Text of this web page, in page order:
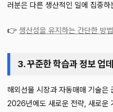
러분은 다른 생산적인 일에 집중
👉 생산성을 유지하는 간단한 방
3. 꾸준한 학습과 정보 업
해외선물 시장과 자동매매 기술은
2026년에도 새로운 전략, 새로운